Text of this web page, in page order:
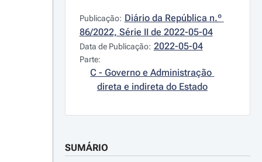
Publicação: Diário da República n.º
86/2022, Série II de 2022-05-04
Data de Publicação: 2022-05-04
Parte:
C - Governo e Administração
direta e indireta do Estado
SUMÁRIO